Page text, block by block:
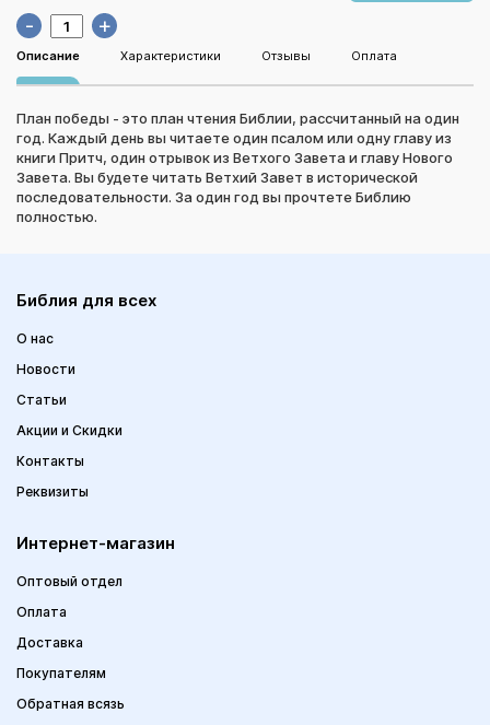
- +
Описание Характеристики Отзывы Оплата
План победы - это план чтения Библии, рассчитанный на один
год. Каждый день вы читаете один псалом или одну главу из
книги Притч, один отрывок из Ветхого Завета и главу Нового
Завета. Вы будете читать Ветхий Завет в исторической
последовательности. За один год вы прочтете Библию
полностью.
Библия для всех
О нас
Новости
Статьи
Акции и Скидки
Контакты
Реквизиты
Интернет-магазин
Оптовый отдел
Оплата
Доставка
Покупателям
Обратная всязь